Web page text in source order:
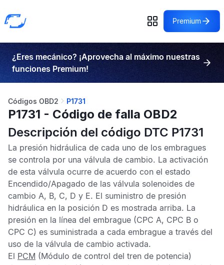
Premium
¿Eres mecánico? ¡Aprovecha al máximo nuestras
funciones Premium!
Códigos OBD2 P1731
P1731 - Código de falla OBD2
Descripción del código DTC P1731
La presión hidráulica de cada uno de los embragues
se controla por una válvula de cambio. La activación
de esta válvula ocurre de acuerdo con el estado
Encendido/Apagado de las válvula solenoides de
cambio A, B, C, D y E. El suministro de presión
hidráulica en la posición D es mostrada arriba. La
presión en la línea del embrague (CPC A, CPC B o
CPC C) es suministrada a cada embrague a través del
uso de la válvula de cambio activada.
El PCM (Módulo de control del tren de potencia)